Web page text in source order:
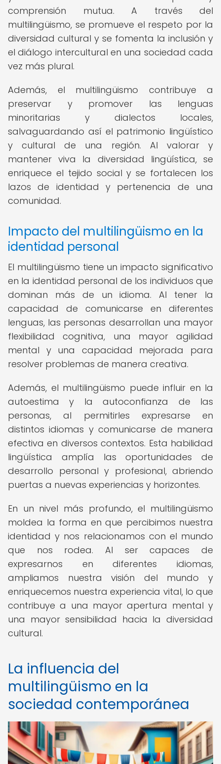
comprensión mutua. A través del
multilingüismo, se promueve el respeto por la
diversidad cultural y se fomenta la inclusión y
el diálogo intercultural en una sociedad cada
vez más plural.
Además, el multilingüismo contribuye a
preservar y promover las lenguas
minoritarias y dialectos locales,
salvaguardando así el patrimonio lingüístico
y cultural de una región. Al valorar y
mantener viva la diversidad lingüística, se
enriquece el tejido social y se fortalecen los
lazos de identidad y pertenencia de una
comunidad.
Impacto del multilingüismo en la
identidad personal
El multilingüismo tiene un impacto significativo
en la identidad personal de los individuos que
dominan más de un idioma. Al tener la
capacidad de comunicarse en diferentes
lenguas, las personas desarrollan una mayor
flexibilidad cognitiva, una mayor agilidad
mental y una capacidad mejorada para
resolver problemas de manera creativa.
Además, el multilingüismo puede influir en la
autoestima y la autoconfianza de las
personas, al permitirles expresarse en
distintos idiomas y comunicarse de manera
efectiva en diversos contextos. Esta habilidad
lingüística amplía las oportunidades de
desarrollo personal y profesional, abriendo
puertas a nuevas experiencias y horizontes.
En un nivel más profundo, el multilingüismo
moldea la forma en que percibimos nuestra
identidad y nos relacionamos con el mundo
que nos rodea. Al ser capaces de
expresarnos en diferentes idiomas,
ampliamos nuestra visión del mundo y
enriquecemos nuestra experiencia vital, lo que
contribuye a una mayor apertura mental y
una mayor sensibilidad hacia la diversidad
cultural.
La influencia del
multilingüismo en la
sociedad contemporánea